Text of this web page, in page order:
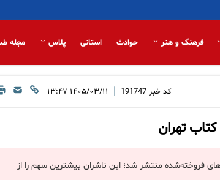
فرهنگ و هنر حوادث استانی پلاس مجله
کد خبر 191747
| ۱۴۰۵/۰۳/۱۱ ۱۳:۴۷
فروخته‌شده منتشر شد؛ این ناشران بیشترین سهم را از